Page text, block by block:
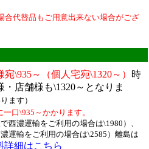
合代替品もご用意出来ない場合がござ